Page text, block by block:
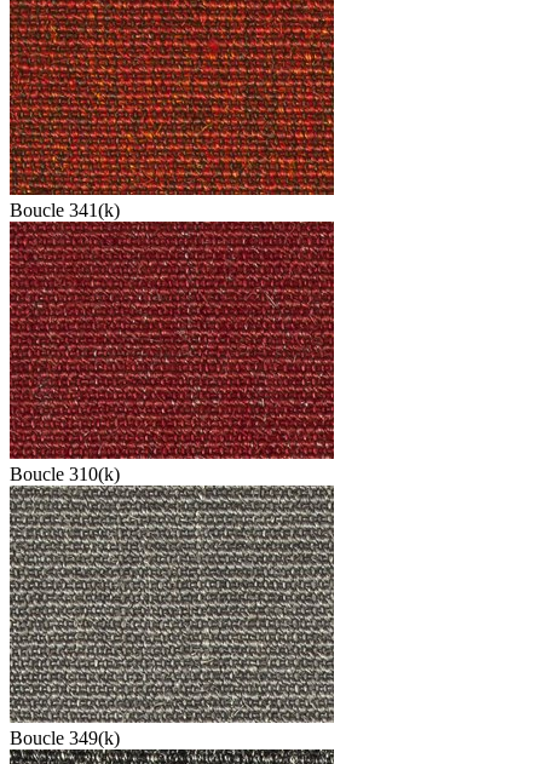
Boucle 341(k)
Boucle 310(k)
Boucle 349(k)